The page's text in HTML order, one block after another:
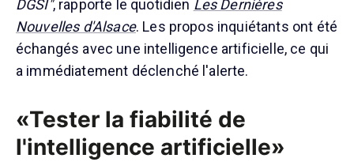
DGSI", rapporte le quotidien Les Dernières
Nouvelles d'Alsace. Les propos inquiétants ont été
échangés avec une intelligence artificielle, ce qui
a immédiatement déclenché l'alerte.
«Tester la fiabilité de
l'intelligence artificielle»